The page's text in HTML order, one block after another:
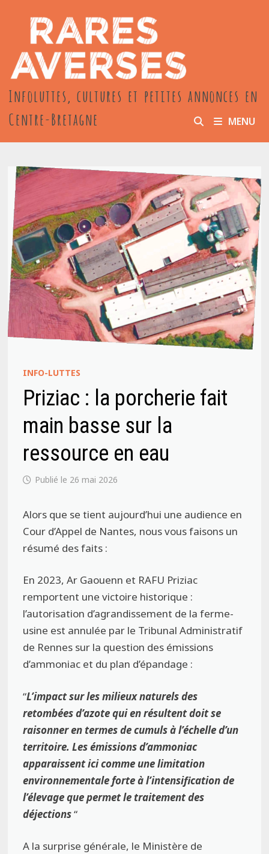
contenu
Infoluttes, cultures et petites annonces en
Centre-Bretagne
MENU
INFO-LUTTES
Priziac : la porcherie fait
main basse sur la
ressource en eau
26 mai 2026
Alors que se tient aujourd’hui une audience en
Cour d’Appel de Nantes, nous vous faisons un
résumé des faits :
En 2023, Ar Gaouenn et RAFU Priziac
remportent une victoire historique :
l’autorisation d’agrandissement de la ferme-
usine est annulée par le Tribunal Administratif
de Rennes sur la question des émissions
d’ammoniac et du plan d’épandage :
“L’impact sur les milieux naturels des
retombées d’azote qui en résultent doit se
raisonner en termes de cumuls à l’échelle d’un
territoire. Les émissions d’ammoniac
apparaissent ici comme une limitation
environnementale forte à l’intensification de
l’élevage que permet le traitement des
déjections“
A la surprise générale, le Ministère de